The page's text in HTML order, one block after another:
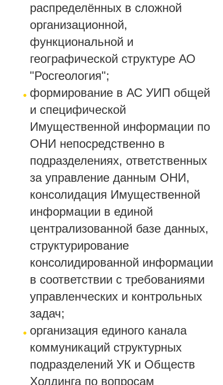
распределённых в сложной
организационной,
функциональной и
географической структуре АО
"Росгеология";
формирование в АС УИП общей
и специфической
Имущественной информации по
ОНИ непосредственно в
подразделениях, ответственных
за управление данным ОНИ,
консолидация Имущественной
информации в единой
централизованной базе данных,
структурирование
консолидированной информации
в соответствии с требованиями
управленческих и контрольных
задач;
организация единого канала
коммуникаций структурных
подразделений УК и Обществ
Холдинга по вопросам